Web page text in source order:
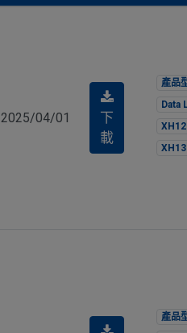
2025/04/01
下
載
產品
Data
XH12
XH13
產品